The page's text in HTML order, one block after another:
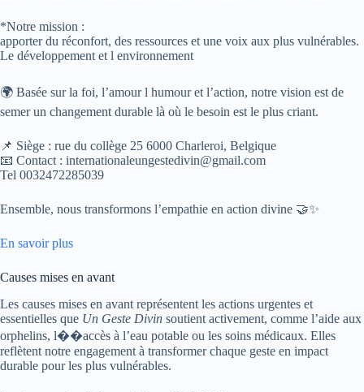
*Notre mission :
apporter du réconfort, des ressources et une voix aux plus vulnérables.
Le développement et l environnement
🌍 Basée sur la foi, l’amour l humour et l’action, notre vision est de
semer un changement durable là où le besoin est le plus criant.
📌 Siège : rue du collège 25 6000 Charleroi, Belgique
📧 Contact : internationaleungestedivin@gmail.com
Tel 0032472285039
Ensemble, nous transformons l’empathie en action divine 🤝✨
En savoir plus
Causes mises en avant
Les causes mises en avant représentent les actions urgentes et
essentielles que Un Geste Divin soutient activement, comme l’aide aux
orphelins, l��accès à l’eau potable ou les soins médicaux. Elles
reflètent notre engagement à transformer chaque geste en impact
durable pour les plus vulnérables.